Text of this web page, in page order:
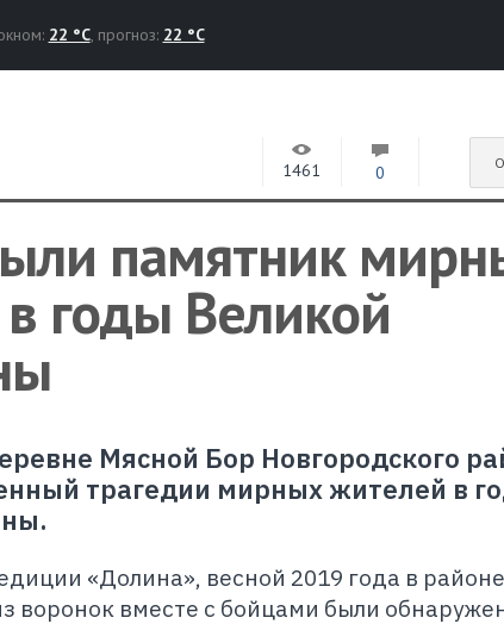
22 °C, прогноз: 22 °C
1461 0
памятник
годы Великой
Мясной Бор Новгородского
трагедии мирных жителей в
«Долина», весной 2019 года в районе
воронок вместе с бойцами были